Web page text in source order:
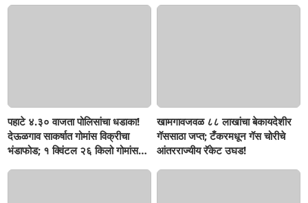
पहाटे ४.३० वाजता पोलिसांचा धडाका!
देऊळगाव साकर्षात गोमांस विक्रीचा
भंडाफोड; १ क्विंटल २६ किलो गोमांस
खामगावजवळ ८८ लाखांचा बेकायदेशीर
गॅससाठा जप्त; टँकरमधून गॅस चोरीचे
आंतरराज्यीय रॅकेट उघड!